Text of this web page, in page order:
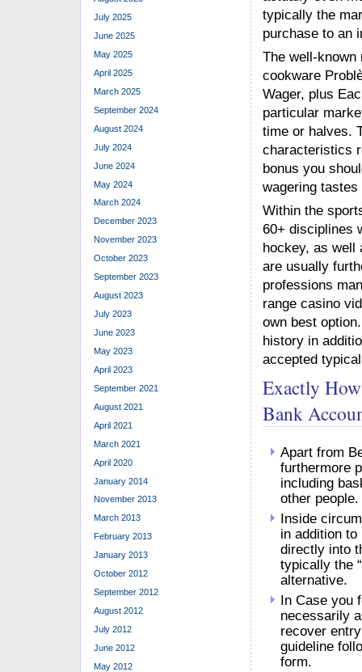
typically the
purchase to an
The well-known
cookware
Wager, plus
particular
time or halves.
characteristics
bonus you
wagering
Within the
60+ disciplines
hockey, as well
are usually
professions
range casino
own best
history in
accepted
Exactly
Bank
Apart from
furthermore
including
other people.
Inside
in addition to
directly into
typically the
alternative.
In Case you
necessarily
recover
guideline
form.
July 2025
June 2025
May 2025
April 2025
March 2025
September 2024
August 2024
July 2024
June 2024
May 2024
March 2024
December 2023
November 2023
October 2023
September 2023
August 2023
July 2023
June 2023
May 2023
April 2023
September 2021
August 2021
April 2021
March 2021
April 2020
January 2014
November 2013
March 2013
February 2013
January 2013
October 2012
September 2012
August 2012
July 2012
June 2012
May 2012